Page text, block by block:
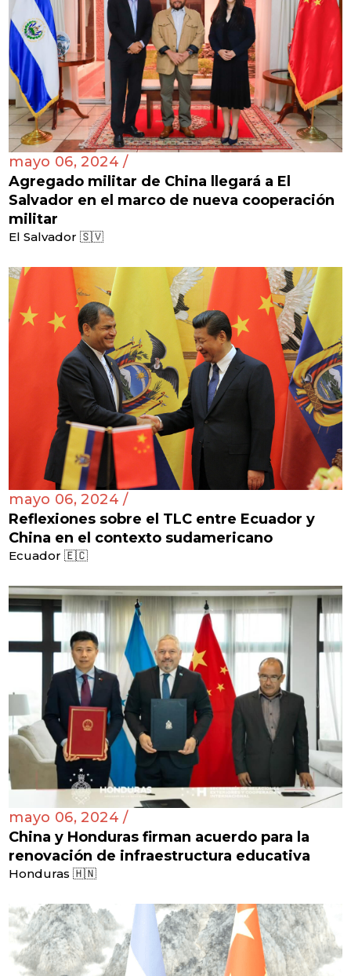
mayo 06, 2024 /
Agregado militar de China llegará a El
Salvador en el marco de nueva cooperación
militar
El Salvador 🇸🇻
mayo 06, 2024 /
Reflexiones sobre el TLC entre Ecuador y
China en el contexto sudamericano
Ecuador 🇪🇨
mayo 06, 2024 /
China y Honduras firman acuerdo para la
renovación de infraestructura educativa
Honduras 🇭🇳